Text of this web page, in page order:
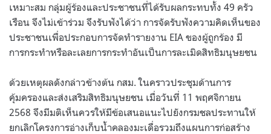
เหมาะสม กลุ่มผู้ร้องและประชาชนที่ได้รับผลกระทบทั้ง 49 ครัว
เรือน จึงไม่เข้าร่วม จึงรับฟังได้ว่า การจัดรับฟังความคิดเห็นของ
ประชาชนเพื่อประกอบการจัดทำรายงาน EIA ของผู้ถูกร้อง มี
การกระทำหรือละเลยการกระทำอันเป็นการละเมิดสิทธิมนุษยชน
ด้วยเหตุผลดังกล่าวข้างต้น กสม. ในคราวประชุมด้านการ
คุ้มครองและส่งเสริมสิทธิมนุษยชน เมื่อวันที่ 11 พฤศจิกายน
2568 จึงมีมติเห็นควรให้มีข้อเสนอแนะไปยังกรมชลประทานให้
ยกเลิกโครงการอ่างเก็บน้ำคลองมะเดื่อรวมถึงแผนการก่อสร้าง